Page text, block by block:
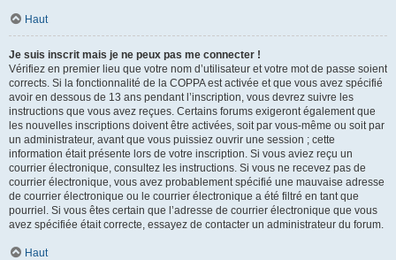
Haut
Je suis inscrit mais je ne peux pas me connecter !
Vérifiez en premier lieu que votre nom d’utilisateur et votre mot de passe soient
corrects. Si la fonctionnalité de la COPPA est activée et que vous avez spécifié
avoir en dessous de 13 ans pendant l’inscription, vous devrez suivre les
instructions que vous avez reçues. Certains forums exigeront également que
les nouvelles inscriptions doivent être activées, soit par vous-même ou soit par
un administrateur, avant que vous puissiez ouvrir une session ; cette
information était présente lors de votre inscription. Si vous aviez reçu un
courrier électronique, consultez les instructions. Si vous ne recevez pas de
courrier électronique, vous avez probablement spécifié une mauvaise adresse
de courrier électronique ou le courrier électronique a été filtré en tant que
pourriel. Si vous êtes certain que l’adresse de courrier électronique que vous
avez spécifiée était correcte, essayez de contacter un administrateur du forum.
Haut